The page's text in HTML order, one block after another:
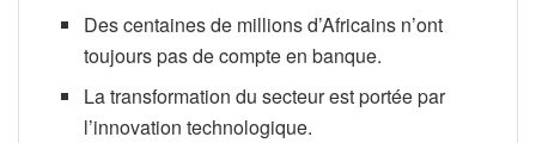
Des centaines de millions d’Africains n’ont
toujours pas de compte en banque.
La transformation du secteur est portée par
l’innovation technologique.